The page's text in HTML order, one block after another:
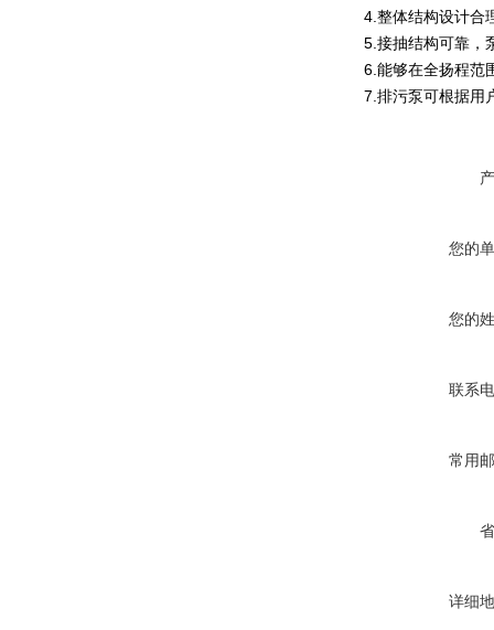
4.整体结构设计合
5.接抽结构可靠，
6.能够在全扬程范
7.排污泵可根据用
您的
您的
联系
常用
详细